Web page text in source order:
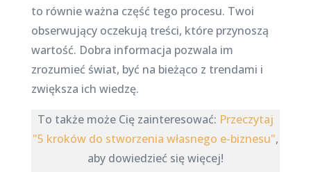
to równie ważna część tego procesu. Twoi
obserwujący oczekują treści, które przynoszą
wartość. Dobra informacja pozwala im
zrozumieć świat, być na bieżąco z trendami i
zwiększa ich wiedzę.
To także może Cię zainteresować: Przeczytaj
"5 kroków do stworzenia własnego e-biznesu",
aby dowiedzieć się więcej!